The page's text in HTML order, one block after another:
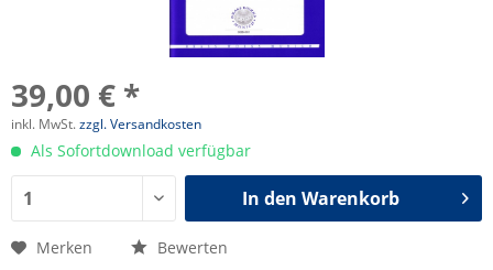
39,00 € *
inkl. MwSt.zzgl. Versandkosten
Als Sofortdownload verfügbar
In den Warenkorb
Merken Bewerten